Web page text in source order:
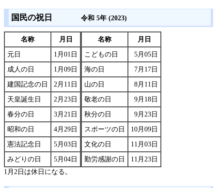
国民の祝日令和 5年 (2023)
名称
月日
元日
1月01日
成人の日
1月09日
建国記念の日
2月11日
天皇誕生日
2月23日
春分の日
3月21日
昭和の日
4月29日
憲法記念日
5月03日
みどりの日
5月04日
名称
月日
こどもの日
5月05日
海の日
7月17日
山の日
8月11日
敬老の日
9月18日
秋分の日
9月23日
スポーツの日
10月09日
文化の日
11月03日
勤労感謝の日
11月23日
1月2日は休日になる。